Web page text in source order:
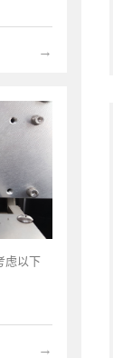
→
虑以下
→